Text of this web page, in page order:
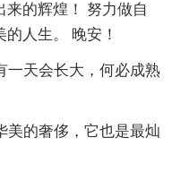
的辉煌！ 努力做自
人生。 晚安！
一天会长大，何必成熟
美的奢侈，它也是最灿